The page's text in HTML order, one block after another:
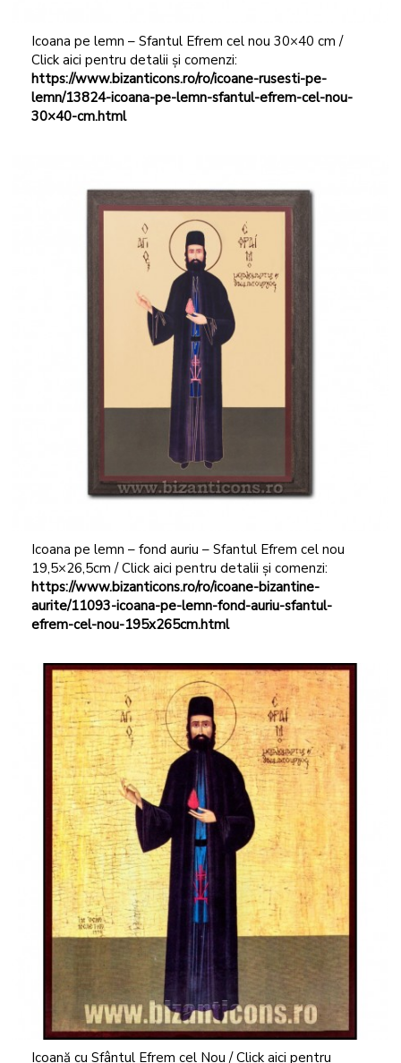
Icoana pe lemn – Sfantul Efrem cel nou 30×40 cm /
Click aici pentru detalii și comenzi:
https://www.bizanticons.ro/ro/icoane-rusesti-pe-
lemn/13824-icoana-pe-lemn-sfantul-efrem-cel-nou-
30×40-cm.html
Icoana pe lemn – fond auriu – Sfantul Efrem cel nou
19,5×26,5cm / Click aici pentru detalii și comenzi:
https://www.bizanticons.ro/ro/icoane-bizantine-
aurite/11093-icoana-pe-lemn-fond-auriu-sfantul-
efrem-cel-nou-195x265cm.html
Icoană cu Sfântul Efrem cel Nou / Click aici pentru